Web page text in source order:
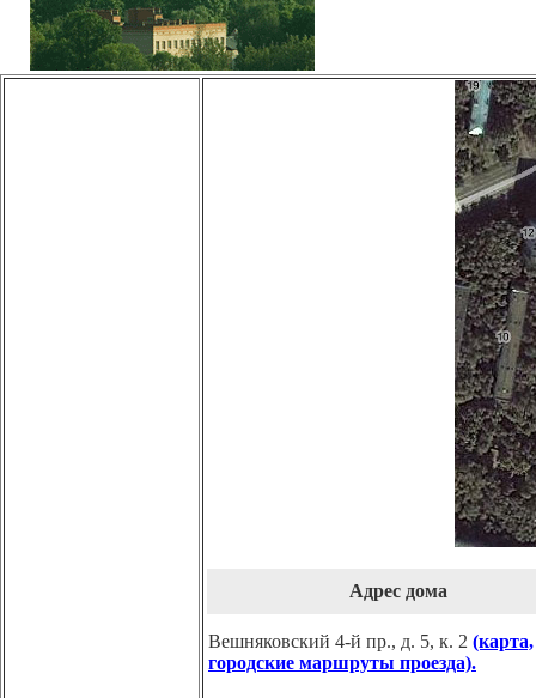
Адрес дома
Вешняковский 4-й пр., д. 5, к. 2 (карта,
городские маршруты проезда).